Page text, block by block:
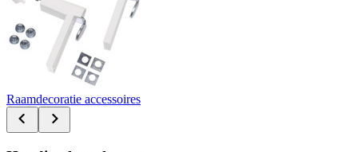
Raamdecoratie accessoires